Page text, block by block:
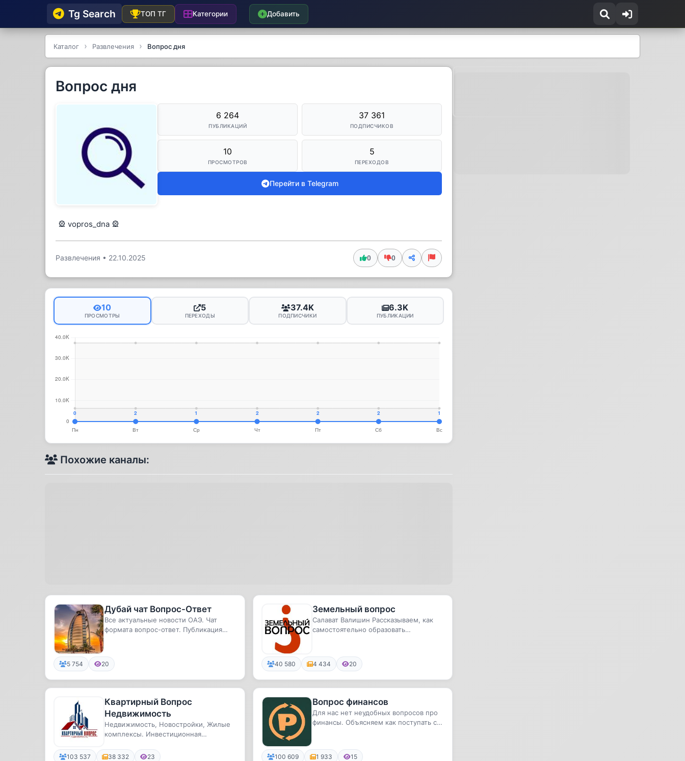
Tg Searсh ТОП ТГ Категории Добавить
Каталог Развлечения Вопрос дня
Вопрос дня
6 264
ПУБЛИКАЦИЙ
37 361
ПОДПИСЧИКОВ
10
ПРОСМОТРОВ
5
ПЕРЕХОДОВ
Перейти в Telegram
🎡 vopros_dna 🎡
Развлечения • 22.10.2025 0 0
10
ПРОСМОТРЫ
5
ПЕРЕХОДЫ
37.4K
ПОДПИСЧИКИ
6.3K
ПУБЛИКАЦИИ
Похожие каналы:
Дубай чат Вопрос-Ответ
Все актуальные новости ОАЭ. Чат
формата вопрос-ответ. Публикация
5 754 20
Земельный вопрос
Салават Валишин Рассказываем, как
самостоятельно образовать
40 580 4 434 20
Квартирный Вопрос
Недвижимость
Недвижимость, Новостройки, Жилые
комплексы. Инвестиционная
вопросы.Стар...
103 537 38 332 23
Вопрос финансов
Для нас нет неудобных вопросов про
финансы. Объясняем как поступать с
100 609 1 933 15